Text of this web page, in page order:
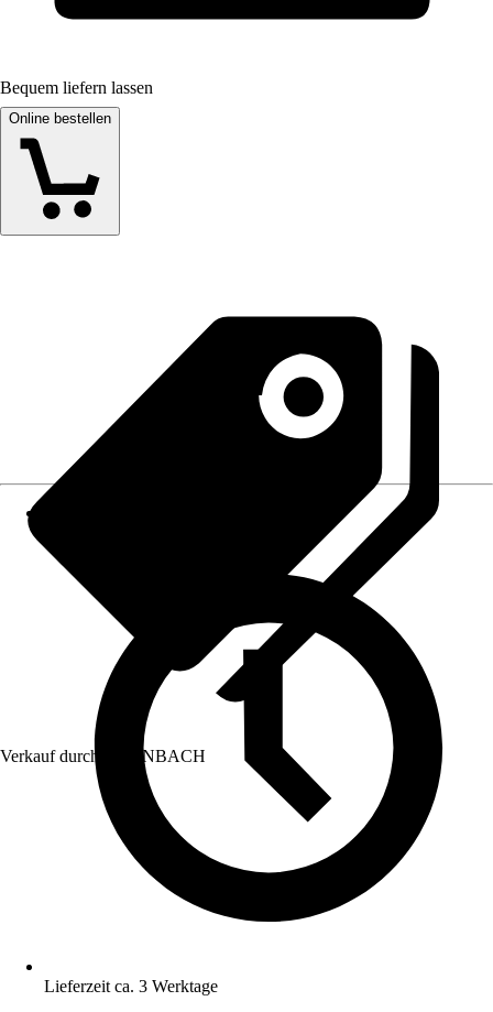
Bequem liefern lassen
Online bestellen
Verkauf durch: HORNBACH
Lieferzeit ca. 3 Werktage